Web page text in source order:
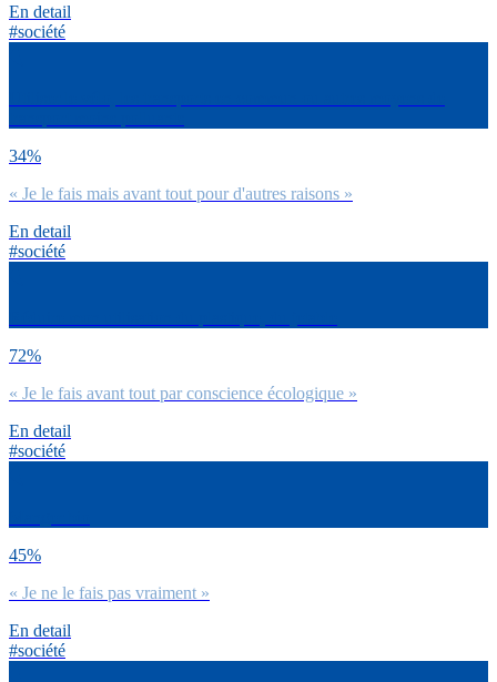
En detail
#société
34%
« Je le fais mais avant tout pour d'autres raisons »
En detail
#société
72%
« Je le fais avant tout par conscience écologique »
En detail
#société
45%
« Je ne le fais pas vraiment »
En detail
#société